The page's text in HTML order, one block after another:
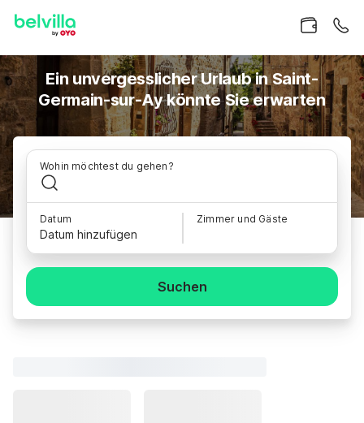
Ein unvergesslicher Urlaub in Saint-
Germain-sur-Ay könnte Sie erwarten
Wohin möchtest du gehen?
Datum
Datum hinzufügen
Zimmer und Gäste
Suchen